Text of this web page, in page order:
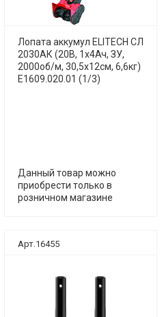
Лопата аккумул ELITECH СЛ
2030АК (20В, 1х4Ач, ЗУ,
2000об/м, 30,5х12см, 6,6кг)
E1609.020.01 (1/3)
Данный товар можно
приобрести только в
розничном магазине
Арт.16455